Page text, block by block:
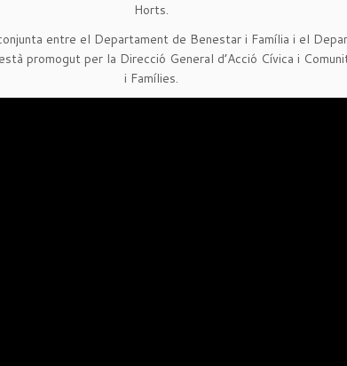
Horts.
entre el Departament de Benestar i Família i el
promogut per la Direcció General d’Acció Cívica i
i Famílies.